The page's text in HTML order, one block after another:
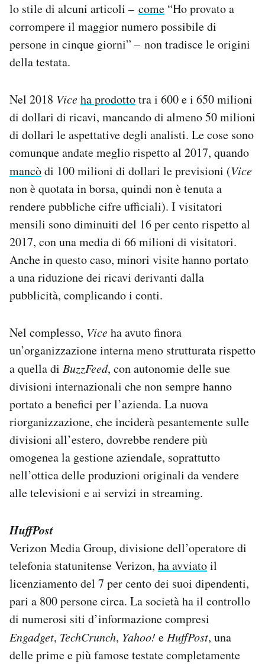
lo stile di alcuni articoli – come “Ho provato a
corrompere il maggior numero possibile di
persone in cinque giorni” – non tradisce le origini
della testata.
Nel 2018 Viceha prodottotra i 600 e i 650 milioni
di dollari di ricavi, mancando di almeno 50 milioni
di dollari le aspettative degli analisti. Le cose sono
comunque andate meglio rispetto al 2017, quando
mancòdi 100 milioni di dollari le previsioni (Vice
non è quotata in borsa, quindi non è tenuta a
rendere pubbliche cifre ufficiali). I visitatori
mensili sono diminuiti del 16 per cento rispetto al
2017, con una media di 66 milioni di visitatori.
Anche in questo caso, minori visite hanno portato
a una riduzione dei ricavi derivanti dalla
pubblicità, complicando i conti.
Nel complesso, Viceha avuto finora
un’organizzazione interna meno strutturata rispetto
a quella di BuzzFeed, con autonomie delle sue
divisioni internazionali che non sempre hanno
portato a benefici per l’azienda. La nuova
riorganizzazione, che inciderà pesantemente sulle
divisioni all’estero, dovrebbe rendere più
omogenea la gestione aziendale, soprattutto
nell’ottica delle produzioni originali da vendere
alle televisioni e ai servizi in streaming.
HuffPost
Verizon Media Group, divisione dell’operatore di
telefonia statunitense Verizon, ha avviatoil
licenziamento del 7 per cento dei suoi dipendenti,
pari a 800 persone circa. La società ha il controllo
di numerosi siti d’informazione compresi
Engadget, TechCrunch, Yahoo! eHuffPost, una
delle prime e più famose testate completamente